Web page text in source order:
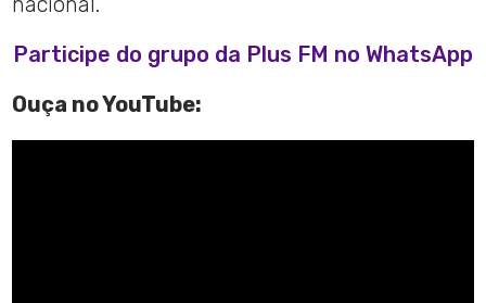
Participe do grupo da Plus FM no WhatsApp
Ouça no YouTube: